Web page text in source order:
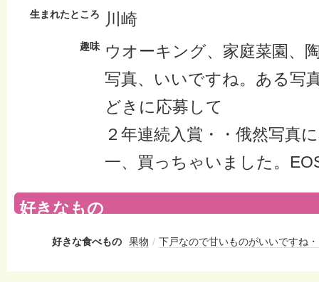
生まれたところ 川崎
趣味 ウオーキング、家庭菜園
写真、いいですね。ある写
どきに応募して
２年連続入賞・・俄然写真
一、買っちゃいました。
好きなもの
好きな食べもの 果物 / 下戸なので甘いものがいいですね